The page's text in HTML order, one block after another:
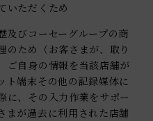
いただくため
及びコーセーグループの商
のため（お客さまが、取り
ご自身の情報を当該店舗が
ト端末その他の記録媒体に
に、その入力作業をサポー
まが過去に利用された店舗